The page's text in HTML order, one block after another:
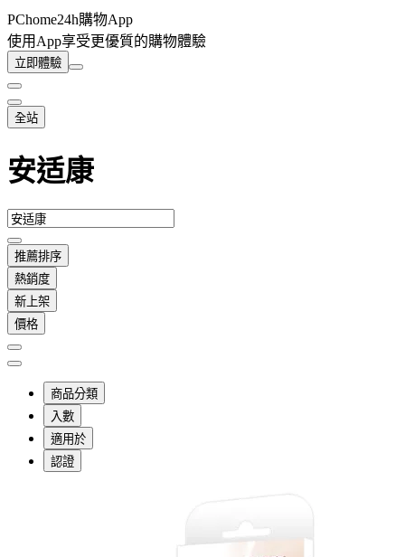
PChome24h購物App
使用App享受更優質的購物體驗
立即體驗
全站
安适康
推薦排序
熱銷度
新上架
價格
商品分類
入數
適用於
認證